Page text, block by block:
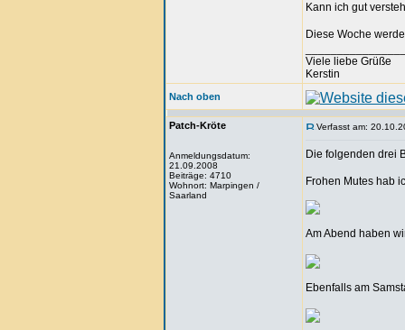
Kann ich gut
Diese Woche
Viele liebe Grüße
Kerstin
Nach oben
Patch-Kröte
Anmeldungsdatum:
21.09.2008
Beiträge: 4710
Wohnort: Marpingen /
Saarland
Verfasst am:
Die folgenden drei
Frohen Mutes hab
Am Abend haben
Ebenfalls am